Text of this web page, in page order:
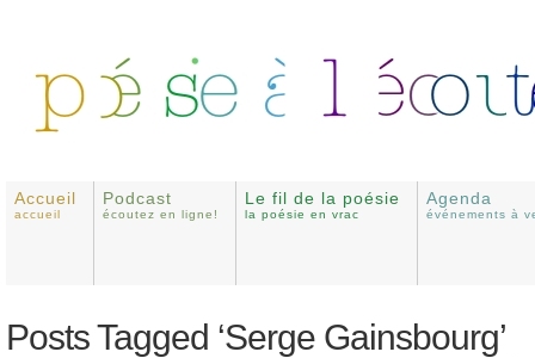
Accueil
accueil
Podcast
écoutez en ligne!
Le fil de la poésie
la poésie en vrac
Agenda
événements à
Posts Tagged ‘Serge Gainsbourg’